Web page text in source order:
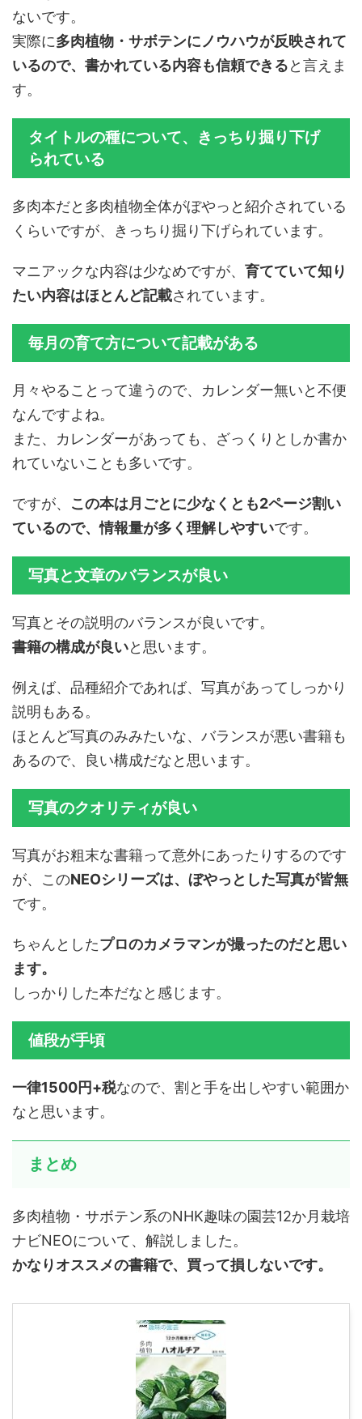
ないです。
実際に多肉植物・サボテンにノウハウが反映されて
いるので、書かれている内容も信頼できると言えま
す。
タイトルの種について、きっちり掘り下げ
られている
多肉本だと多肉植物全体がぼやっと紹介されている
くらいですが、きっちり掘り下げられています。
マニアックな内容は少なめですが、 育てていて知り
たい内容はほとんど記載されています。
毎月の育て方について記載がある
月々やることって違うので、カレンダー無いと不便
なんですよね。
また、カレンダーがあっても、ざっくりとしか書か
れていないことも多いです。
ですが、 この本は月ごとに少なくとも2ページ割い
ているので、情報量が多く理解しやすいです。
写真と文章のバランスが良い
写真とその説明のバランスが良いです。
書籍の構成が良いと思います。
例えば、品種紹介であれば、写真があってしっかり
説明もある。
ほとんど写真のみみたいな、バランスが悪い書籍も
あるので、良い構成だなと思います。
写真のクオリティが良い
写真がお粗末な書籍って意外にあったりするのです
が、このNEOシリーズは、ぼやっとした写真が皆無
です。
ちゃんとしたプロのカメラマンが撮ったのだと思い
ます。
しっかりした本だなと感じます。
値段が手頃
一律1500円+税なので、割と手を出しやすい範囲か
なと思います。
まとめ
多肉植物・サボテン系のNHK趣味の園芸12か月栽培
ナビNEOについて、解説しました。
かなりオススメの書籍で、買って損しないです。